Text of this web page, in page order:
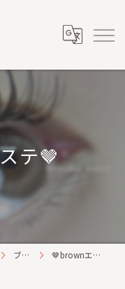
テ🤎
ブログ 🤎brownエクステ🤎